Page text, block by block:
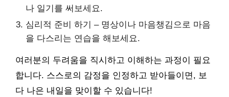
나 일기를 써보세요.
심리적 준비 하기 – 명상이나 마음챙김으로 마음
을 다스리는 연습을 해보세요.
여러분의 두려움을 직시하고 이해하는 과정이 필요
합니다. 스스로의 감정을 인정하고 받아들이면, 보
다 나은 내일을 맞이할 수 있습니다!